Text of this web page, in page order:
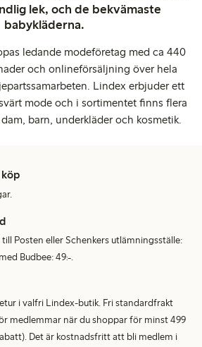
lek, och de bekvämaste
babykläderna.
ledande modeföretag med ca 440
och onlineförsäljning över hela
Lindex erbjuder ett
mode och i sortimentet finns flera
barn, underkläder och kosmetik.
Posten eller Schenkers utlämningsställe:
Budbee: 49:-.
i valfri Lindex-butik. Fri standardfrakt
medlemmar när du shoppar för minst 499
Det är kostnadsfritt att bli medlem i